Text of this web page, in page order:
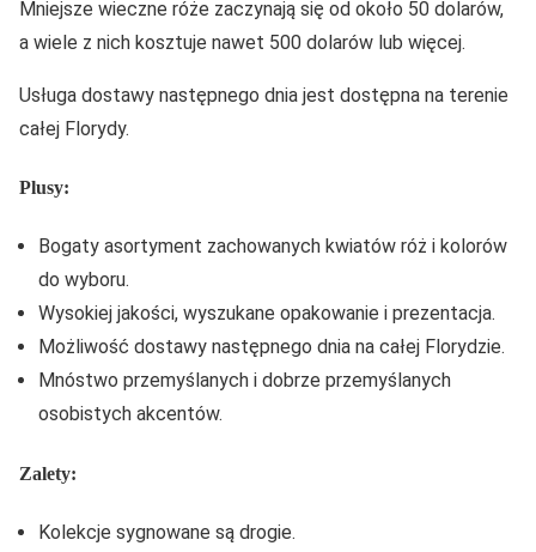
Mniejsze wieczne róże zaczynają się od około 50 dolarów,
a wiele z nich kosztuje nawet 500 dolarów lub więcej.
Usługa dostawy następnego dnia jest dostępna na terenie
całej Florydy.
Plusy:
Bogaty asortyment zachowanych kwiatów róż i kolorów
do wyboru.
Wysokiej jakości, wyszukane opakowanie i prezentacja.
Możliwość dostawy następnego dnia na całej Florydzie.
Mnóstwo przemyślanych i dobrze przemyślanych
osobistych akcentów.
Zalety:
Kolekcje sygnowane są drogie.